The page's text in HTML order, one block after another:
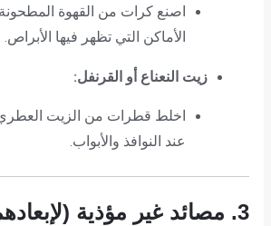
اصنع كرات من القهوة
الأماكن التي تظهر فيها الأبراص.
زيت النعناع أو القرنفل:
اخلط قطرات من الزيت
عند النوافذ والأبواب.
3. مصائد غير مؤذية (لإبعادهم دون قتل)